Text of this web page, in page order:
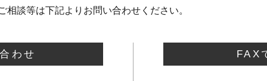
談等は下記よりお問い合わせください。
わせ FAX